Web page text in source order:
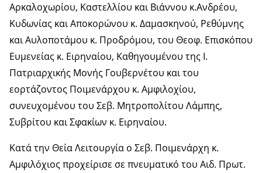
Αρκαλοχωρίου, Καστελλίου και Βιάννου κ.Ανδρέου,
Κυδωνίας και Αποκορώνου κ. Δαμασκηνού, Ρεθύμνης
και Αυλοποτάμου κ. Προδρόμου, του Θεοφ. Επισκόπου
Ευμενείας κ. Ειρηναίου, Καθηγουμένου της Ι.
Πατριαρχικής Μονής Γουβερνέτου και του
εορτάζοντος Ποιμενάρχου κ. Αμφιλοχίου,
συνευχομένου του Σεβ. Μητροπολίτου Λάμπης,
Συβρίτου και Σφακίων κ. Ειρηναίου.
Κατά την Θεία Λειτουργία ο Σεβ. Ποιμενάρχη κ.
Αμφιλόχιος προχείρισε σε πνευματικό του Αιδ. Πρωτ.